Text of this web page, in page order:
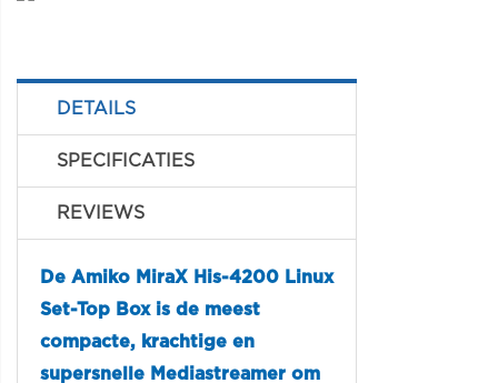
DETAILS
SPECIFICATIES
REVIEWS
De Amiko MiraX His-4200 Linux
Set-Top Box is de meest
compacte, krachtige en
supersnelle Mediastreamer om